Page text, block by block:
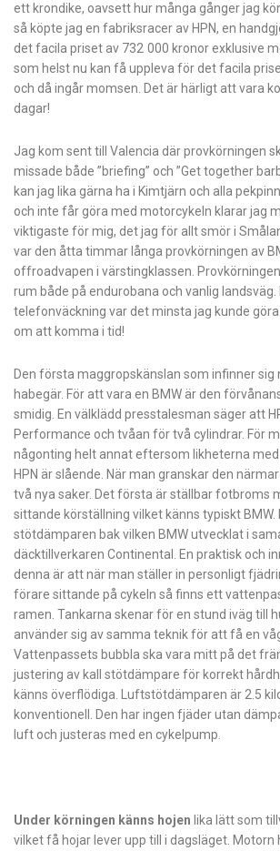
ett krondike, oavsett hur många gånger jag
så köpte jag en fabriksracer av HPN, en
det facila priset av 732 000 kronor exklusive
som helst nu kan få uppleva för det facila
och då ingår momsen. Det är härligt att vara
dagar!
Jag kom sent till Valencia där provkörningen
missade både ”briefing” och ”Get together
kan jag lika gärna ha i Kimtjärn och alla
och inte får göra med motorcykeln klarar jag
viktigaste för mig, det jag för allt smör i
var den åtta timmar långa provkörningen av
offroadvapen i värstingklassen.
rum både på endurobana och vanlig landsväg.
telefonväckning var det minsta jag kunde
om att komma i tid!
Den första maggropskänslan som infinner sig
habegär. För att vara en BMW är den
smidig. En välklädd presstalesman säger att
Performance och tvåan för två cylindrar. För
någonting helt annat eftersom likheterna
HPN är slående. När man granskar den
två nya saker. Det första är ställbar fotbroms
sittande körställning vilket känns typiskt BMW.
stötdämparen bak vilken BMW utvecklat i
däcktillverkaren Continental. En praktisk och
denna är att när man ställer in personligt
förare sittande på cykeln så finns ett
ramen. Tankarna skenar för en stund iväg till
använder sig av samma teknik för att få en
Vattenpassets bubbla ska vara mitt på det
justering av kall stötdämpare för korrekt
känns överflödiga. Luftstötdämparen är 2.5
konventionell. Den har ingen fjäder utan
luft och justeras med en cykelpump.
Under körningen känns hojen lika lätt som
vilket få hojar lever upp till i dagsläget.